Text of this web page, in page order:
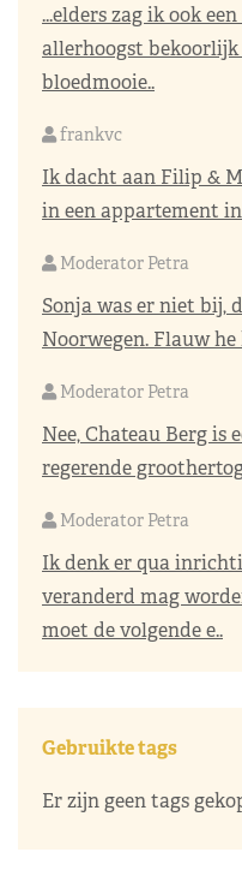
...elders zag ik ook
allerhoogst bekoorlijk
bloedmooie..
frankvc
Ik dacht aan Filip &
in een appartement
Moderator Petra
Sonja was er niet bij,
Noorwegen. Flauw he
Moderator Petra
Nee, Chateau Berg is
regerende
Moderator Petra
Ik denk er qua
veranderd mag
moet de volgende e..
Gebruikte tags
Er zijn geen tags